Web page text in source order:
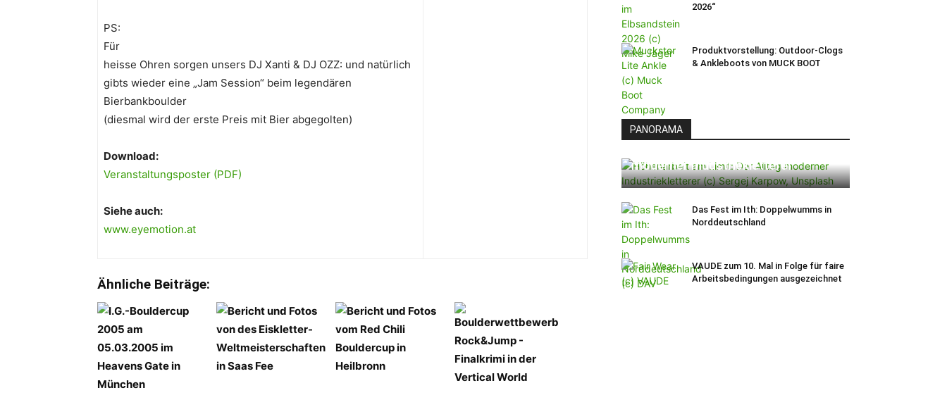
PS:
Für
heisse Ohren sorgen unsers DJ Xanti & DJ OZZ: und natürlich
gibts wieder eine „Jam Session“ beim legendären
Bierbankboulder
(diesmal wird der erste Preis mit Bier abgegolten)
Download:
Veranstaltungsposter (PDF)
Siehe auch:
www.eyemotion.at
Ähnliche Beiträge:
2026“
Produktvorstellung: Outdoor-Clogs
& Ankleboots von MUCK BOOT
PANORAMA
moderner Industriekletterer
Das Fest im Ith: Doppelwumms in
Norddeutschland
VAUDE zum 10. Mal in Folge für faire
Arbeitsbedingungen ausgezeichnet